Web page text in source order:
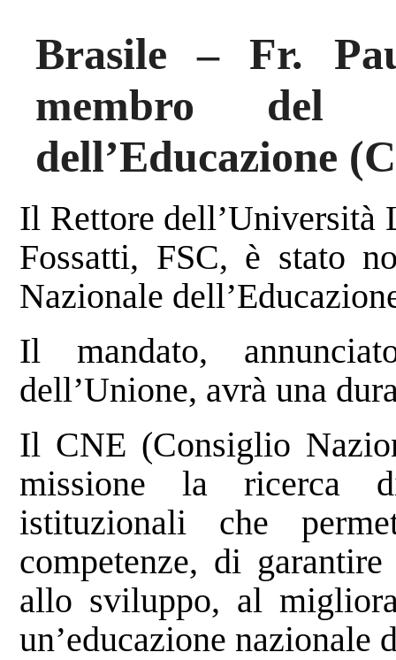
Brasile – Fr.
membro del
dell’Educazione
Il Rettore dell’Università
Fossatti, FSC, è stato
Nazionale
Il mandato,
dell’Unione, avrà una
Il CNE (Consiglio
missione la ricerca
istituzionali che
competenze, di
allo sviluppo, al
un’educazione nazionale